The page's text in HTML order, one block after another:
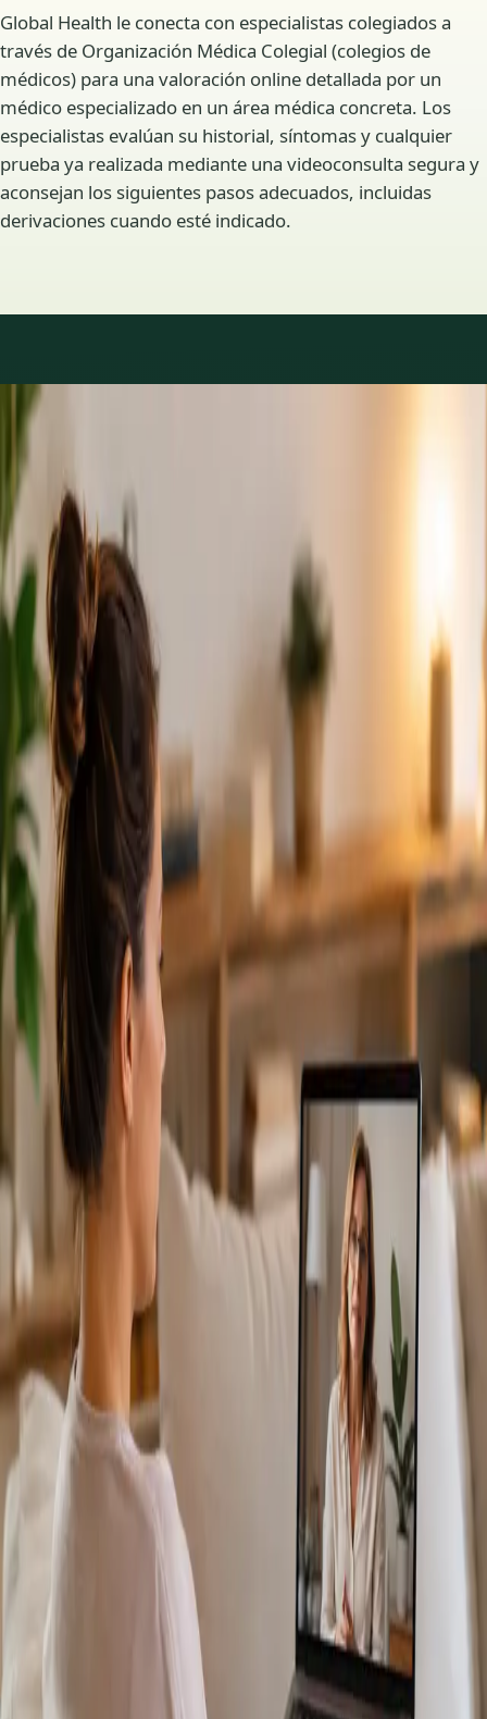
Global Health le conecta con especialistas colegiados a
través de Organización Médica Colegial (colegios de
médicos) para una valoración online detallada por un
médico especializado en un área médica concreta. Los
especialistas evalúan su historial, síntomas y cualquier
prueba ya realizada mediante una videoconsulta segura y
aconsejan los siguientes pasos adecuados, incluidas
derivaciones cuando esté indicado.
Áreas de especialidad
Consultas con especialistas
disponibles
Los perfiles se actualizan a medida que el equipo crece.
2
Specialist
Cardiología Especialista
From
€79
Duration
15 min
Más información: Cardiología Especialista
Reservar cita
Specialist
Consulta Diagnostico vascular
Duration
Consulta Diagnostico vascular
Reservar
cita
Specialist
Consulta Online Flebologia y Linfologia
From
€150
Duration
Consulta Online Flebologia y Linfologia
Reservar cita
Dermatología Especialista